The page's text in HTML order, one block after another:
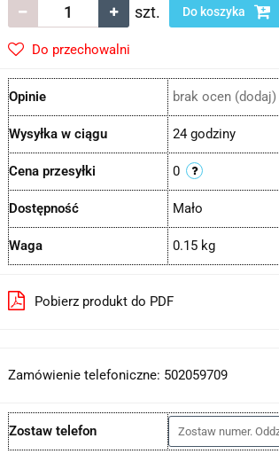
szt. Do koszyka
Do przechowalni
Opinie brak ocen (dodaj)
Wysyłka w ciągu 24 godziny
Cena przesyłki 0
Dostępność Mało
Waga 0.15 kg
Pobierz produkt do PDF
Zamówienie telefoniczne: 502059709
Zostaw telefon